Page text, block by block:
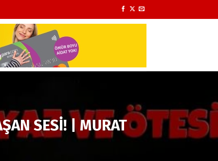
SESİ! | MURAT